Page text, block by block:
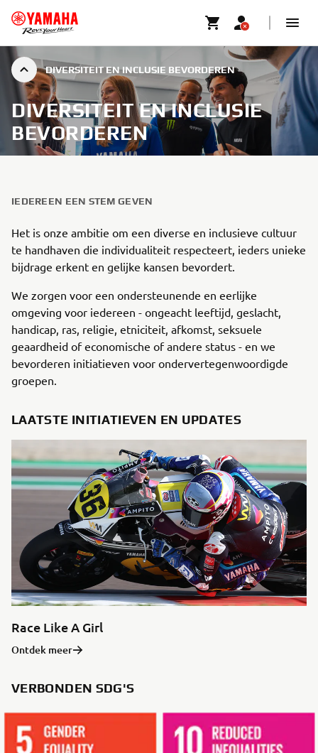
DIVERSITEIT EN INCLUSIE BEVORDEREN
DIVERSITEIT EN INCLUSIE
BEVORDEREN
IEDEREEN EEN STEM GEVEN
Het is onze ambitie om een diverse en inclusieve cultuur
te handhaven die individualiteit respecteert, ieders unieke
bijdrage erkent en gelijke kansen bevordert.
We zorgen voor een ondersteunende en eerlijke
omgeving voor iedereen - ongeacht leeftijd, geslacht,
handicap, ras, religie, etniciteit, afkomst, seksuele
geaardheid of economische of andere status - en we
bevorderen initiatieven voor ondervertegenwoordigde
groepen.
LAATSTE INITIATIEVEN EN UPDATES
Race Like A Girl
Ontdek meer
VERBONDEN SDG'S